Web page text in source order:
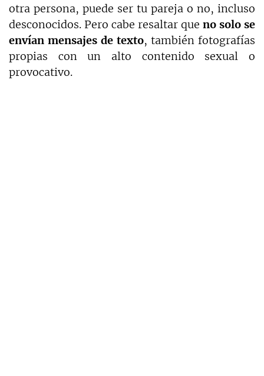
otra persona, puede ser tu pareja o no, incluso
desconocidos. Pero cabe resaltar que no solo se
envían mensajes de texto, también fotografías
propias con un alto contenido sexual o
provocativo.